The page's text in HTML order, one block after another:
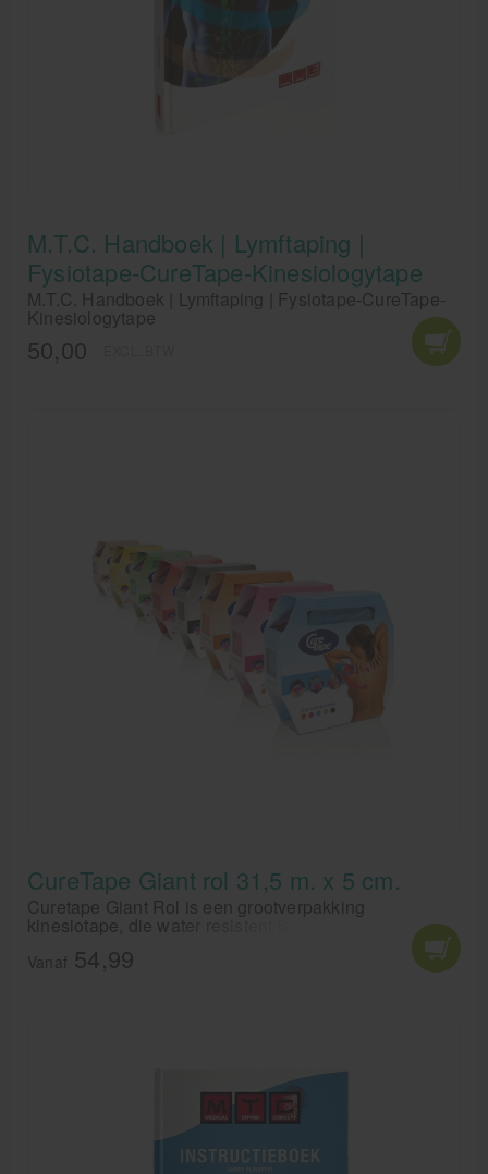
M.T.C. Handboek | Lymftaping |
Fysiotape-CureTape-Kinesiologytape
M.T.C. Handboek | Lymftaping | Fysiotape-CureTape-
Kinesiologytape
50,00
CureTape Giant rol 31,5 m. x 5 cm.
Curetape Giant Rol is een grootverpakking
kinesiotape, die water resistent is. CureTape Giant
rollen wordt gebruikt voor het medical taping concept.
De grote rollen kinesiotape van CureTape zijn ideaal
Vanaf 54,99